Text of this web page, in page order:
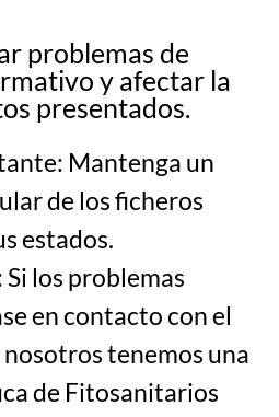
problemas de
y afectar la
presentados.
Mantenga un
de los ficheros
estados.
los problemas
en contacto con el
tenemos una
de Fitosanitarios